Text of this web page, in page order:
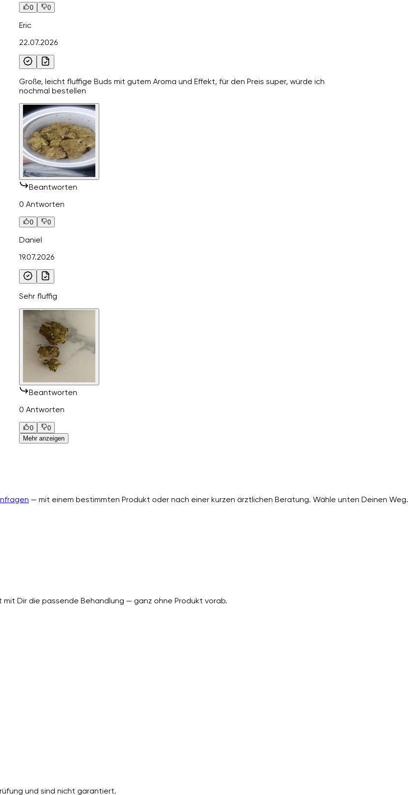
0 0
Eric
22.07.2026
Große, leicht fluffige Buds mit gutem Aroma und Effekt, für den Preis super, würde ich
nochmal bestellen
Beantworten
0 Antworten
0 0
Daniel
19.07.2026
Sehr fluffig
Beantworten
0 Antworten
0
0
Mehr anzeigen
— mit einem bestimmten Produkt oder nach einer kurzen ärztlichen Beratung. Wähle unten Deinen Weg.
Dir die passende Behandlung — ganz ohne Produkt vorab.
und sind nicht garantiert.